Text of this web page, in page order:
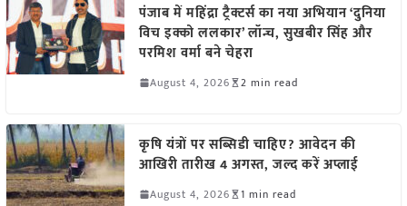
पंजाब में महिंद्रा ट्रैक्टर्स का नया अभियान ‘दुनिया
विच इक्को ललकार’ लॉन्च, सुखबीर सिंह और
परमिश वर्मा बने चेहरा
August 4, 2026 2 min read
कृषि यंत्रों पर सब्सिडी चाहिए? आवेदन की
आखिरी तारीख 4 अगस्त, जल्द करें अप्लाई
August 4, 2026 1 min read